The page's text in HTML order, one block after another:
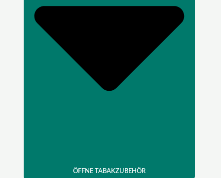
ÖFFNE TABAKZUBEHÖR